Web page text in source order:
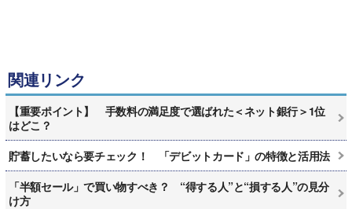
関連リンク
【重要ポイント】 手数料の満足度で選ばれた＜ネット銀行＞1位
はどこ？
貯蓄したいなら要チェック！ 「デビットカード」の特徴と活用法
「半額セール」で買い物すべき？ “得する人”と“損する人”の見分
け方